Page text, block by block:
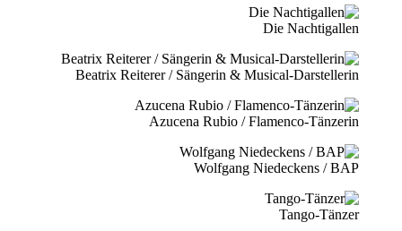
Die Nachtigallen
Beatrix Reiterer / Sängerin & Musical-Darstellerin
Azucena Rubio / Flamenco-Tänzerin
Wolfgang Niedeckens / BAP
Tango-Tänzer